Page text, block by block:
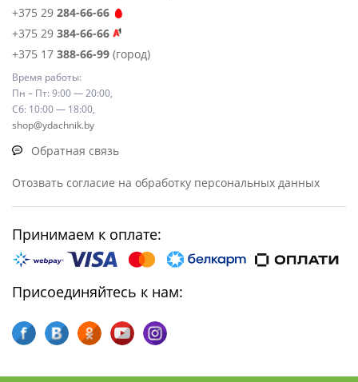
+375 29 284-66-66
+375 29 384-66-66
+375 17 388-66-99 (город)
Время работы:
Пн – Пт: 9:00 — 20:00,
Сб: 10:00 — 18:00,
shop@ydachnik.by
Обратная связь
Отозвать согласие на обработку персональных данных
Принимаем к оплате:
Присоединяйтесь к нам: